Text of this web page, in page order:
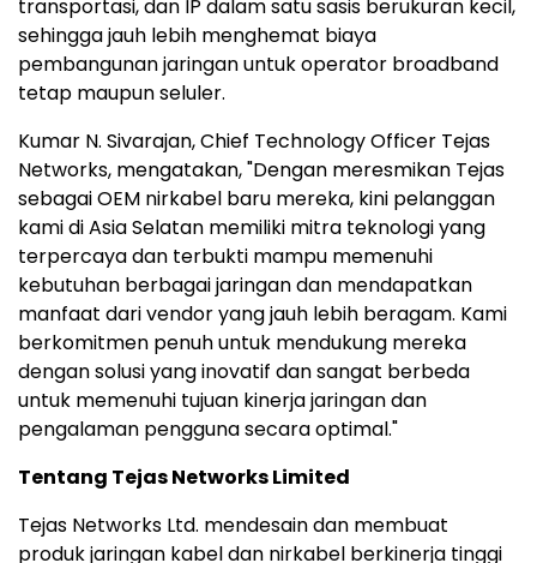
transportasi, dan IP dalam satu sasis berukuran kecil,
sehingga jauh lebih menghemat biaya
pembangunan jaringan untuk operator broadband
tetap maupun seluler.
Kumar N. Sivarajan, Chief Technology Officer Tejas
Networks, mengatakan, "Dengan meresmikan Tejas
sebagai OEM nirkabel baru mereka, kini pelanggan
kami di Asia Selatan memiliki mitra teknologi yang
terpercaya dan terbukti mampu memenuhi
kebutuhan berbagai jaringan dan mendapatkan
manfaat dari vendor yang jauh lebih beragam. Kami
berkomitmen penuh untuk mendukung mereka
dengan solusi yang inovatif dan sangat berbeda
untuk memenuhi tujuan kinerja jaringan dan
pengalaman pengguna secara optimal."
Tentang Tejas Networks Limited
Tejas Networks Ltd. mendesain dan membuat
produk jaringan kabel dan nirkabel berkinerja tinggi